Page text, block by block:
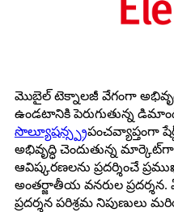
మొబైల్ టెక్నాలజీ వేగంగా
ఉండటానికి పెరుగుతున్న
సొల్యూషన్స్ప్రపంచవ్యాప్తంగా
అభివృద్ధి చెందుతున్న
ఆవిష్కరణలను ప్రదర్శించే
అంతర్జాతీయ వనరుల ప్రదర్శన.
ప్రదర్శన పరిశ్రమ